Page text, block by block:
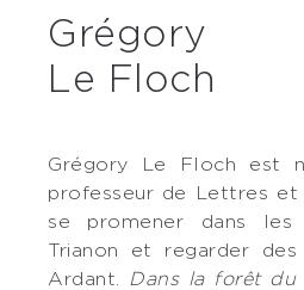
Grégory
Le Floch
Grégory Le Floch est
professeur de Lettres et
se promener dans
Trianon et regarder
Ardant.
Dans la forêt du